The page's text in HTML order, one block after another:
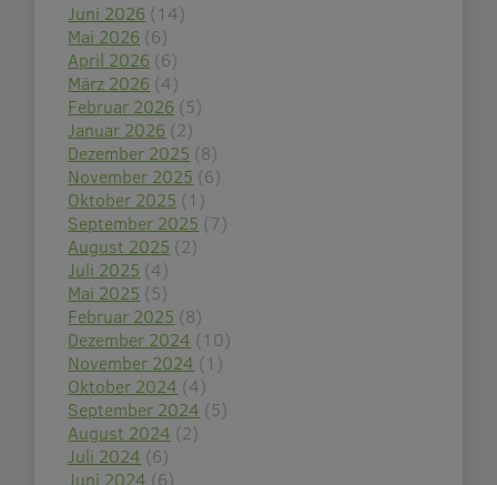
Juni 2026 (14)
Mai 2026 (6)
April 2026 (6)
März 2026 (4)
Februar 2026 (5)
Januar 2026 (2)
Dezember 2025 (8)
November 2025 (6)
Oktober 2025 (1)
September 2025 (7)
August 2025 (2)
Juli 2025 (4)
Mai 2025 (5)
Februar 2025 (8)
Dezember 2024 (10)
November 2024 (1)
Oktober 2024 (4)
September 2024 (5)
August 2024 (2)
Juli 2024 (6)
Juni 2024 (6)